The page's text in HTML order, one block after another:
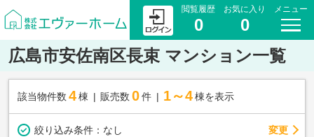
閲覧履歴
0
お気に入り
0
メニュー
広島市安佐南区長束 マンション一覧
該当物件数 4棟 販売数 0 件 1～4 棟を表示
絞り込み条件： なし 変更